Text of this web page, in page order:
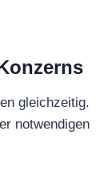
gleichzeitig.
notwendigen